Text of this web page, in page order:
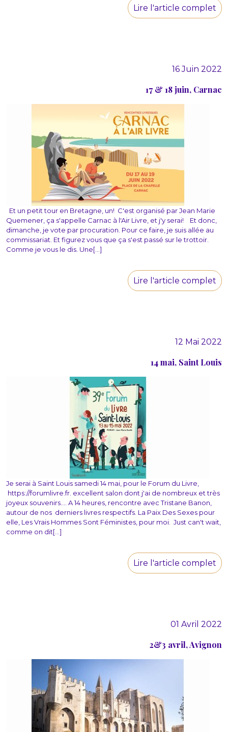
Lire l'article complet
16 Juin 2022
17 & 18 juin, Carnac
Et un petit tour en Bretagne, un! C'est organisé par Jean Marie
Quemener, ça s'appelle Carnac à l'Air Livre, et j'y serai! Et donc,
dimanche, je vote par procuration. Pour ce faire, je suis allée au
commissariat. Et figurez vous que ça s'est passé sur le trottoir.
Comme je vous le dis. Une[...]
Lire l'article complet
12 Mai 2022
14 mai, Saint Louis
Je serai à Saint Louis samedi 14 mai, pour le Forum du Livre,
https://forumlivre.fr. excellent salon dont j'ai de nombreux et très
joyeux souvenirs.... A 14 heures, rencontre avec Tristane Banon,
autour de nos derniers livres respectifs. La Paix Des Sexes pour
elle, Les Vrais Hommes Sont Féministes, pour moi. Just can't wait,
comme on dit[...]
Lire l'article complet
01 Avril 2022
2&3 avril, Avignon